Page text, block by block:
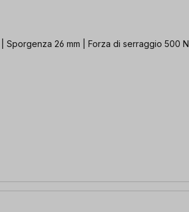
Sporgenza 26 mm | Forza di serraggio 500 N